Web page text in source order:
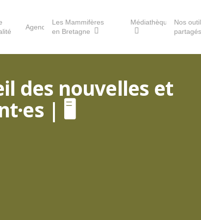
Les réserves du GMB
Les Havres de paix pour la
loutre
Agenda
Les Mammifères
en Bretagne
Médiathèque
Nos
partagés
des nouvelles et
| 🖥️